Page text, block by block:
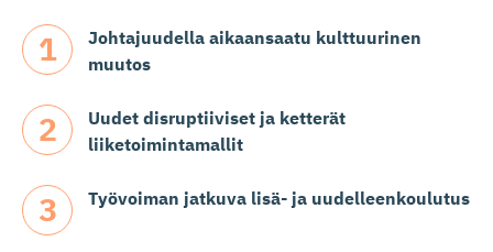
Johtajuudella aikaansaatu kulttuurinen
muutos
Uudet disruptiiviset ja ketterät
liiketoimintamallit
Työvoiman jatkuva lisä- ja uudelleenkoulutus